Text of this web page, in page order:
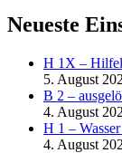
Neueste
H 1X –
5. August
B 2 –
4. August
H 1 –
4. August